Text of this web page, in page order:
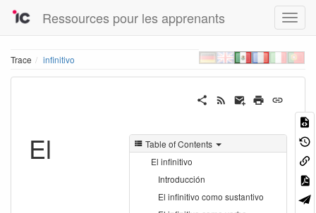
Ressources pour les apprenants
Trace infinitivo
Table of Contents
El infinitivo
Introducción
El infinitivo como sustantivo
El